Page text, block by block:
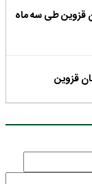
قزوین طی سه ماه
قزوین